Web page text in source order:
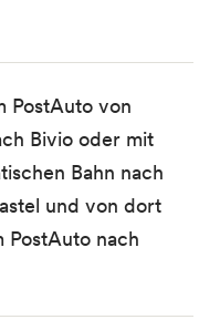
PostAuto von
Bivio oder mit
Bahn nach
und von dort
PostAuto nach